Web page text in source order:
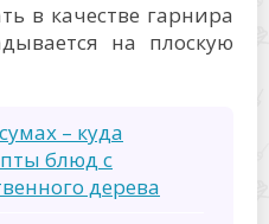
в качестве гарнира
на плоскую
– куда
блюд с
дерева